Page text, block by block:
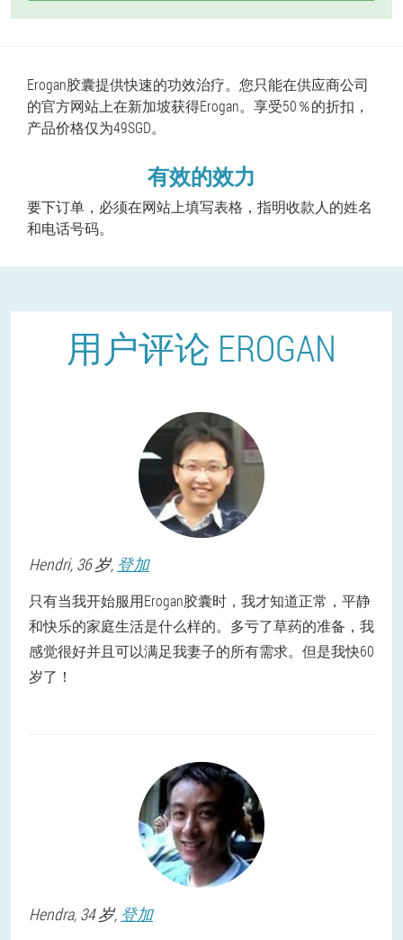
Erogan胶囊提供快速的功效治疗。您只能在供应商公司
的官方网站上在新加坡获得Erogan。享受50％的折扣，
产品价格仅为49SGD。
有效的效力
要下订单，必须在网站上填写表格，指明收款人的姓名
和电话号码。
用户评论 EROGAN
Hendri, 36 岁, 登加
只有当我开始服用Erogan胶囊时，我才知道正常，平静
和快乐的家庭生活是什么样的。多亏了草药的准备，我
感觉很好并且可以满足我妻子的所有需求。但是我快60
岁了！
Hendra, 34 岁, 登加